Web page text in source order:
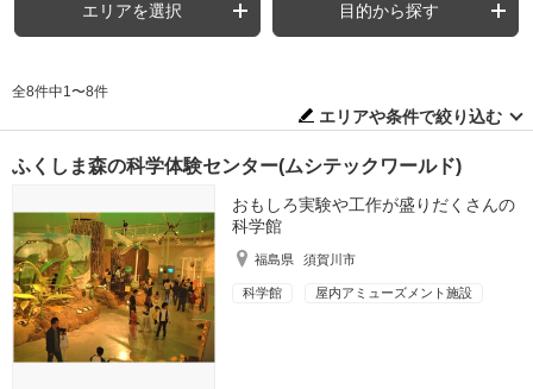
エリアを選択 目的から探す
全8件中1〜8件
エリアや条件で絞り込む
ふくしま森の科学体験センター(ムシテックワールド)
おもしろ実験や工作が盛りだくさんの
科学館
福島県 須賀川市
科学館 屋内アミューズメント施設